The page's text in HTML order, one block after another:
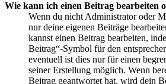
Wie kann ich einen Beitrag bearbeiten
Wenn du nicht Administrator oder
nur deine eigenen Beiträge
kannst einen Beitrag bearbeiten,
Beitrag“-Symbol für den
eventuell ist dies nur für einen
seiner Erstellung möglich. Wenn
Beitrag geantwortet hat, wird dein